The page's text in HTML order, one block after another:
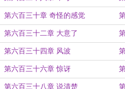
第六百三十章 奇怪的感觉
第六百三十二章 大意了
第六百三十四章 风波
第六百三十六章 惊讶
第六百三十八章 说清楚